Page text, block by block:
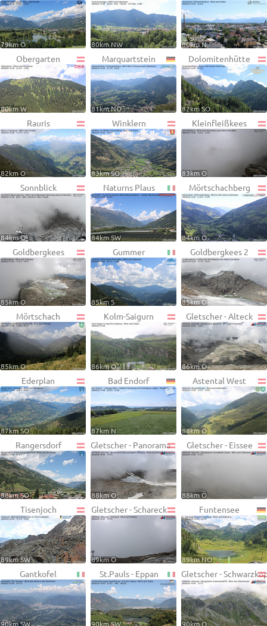
79km O 80km NW 80km N
Obergarten
80km W
Marquartstein
81km NO
Dolomitenhütte
82km SO
Rauris
82km O
Winklern
83km SO
Kleinfleißkees
83km O
Sonnblick
84km O
Naturns Plaus
84km SW
Mörtschachberg
84km O
Goldbergkees
85km O
Gummer
85km S
Goldbergkees 2
85km O
Mörtschach
85km O
Kolm-Saigurn
86km O
Gletscher - Alteck
86km O
Ederplan
87km SO
Bad Endorf
87km N
Astental West
88km O
Rangersdorf
88km SO
Gletscher - Panorama
88km O
Gletscher - Eissee
88km O
Tisenjoch
89km SW
Gletscher - Schareck
89km O
Funtensee
89km NO
Gantkofel
90km SW
St.Pauls - Eppan
90km SW
Gletscher -
90km O